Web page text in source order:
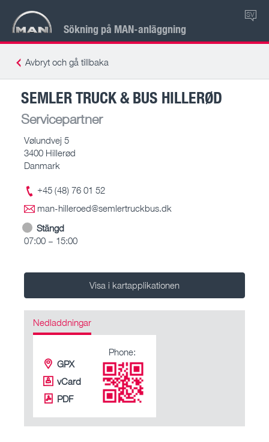
Sökning på MAN-anläggning
SV
Avbryt och gå tillbaka
SEMLER TRUCK & BUS HILLERØD
Servicepartner
Vølundvej 5
3400 Hillerød
Danmark
+45 (48) 76 01 52
man-hilleroed@semlertruckbus.dk
Stängd
07:00 – 15:00
Visa i kartapplikationen
Nedladdningar
GPX
vCard
PDF
Phone: